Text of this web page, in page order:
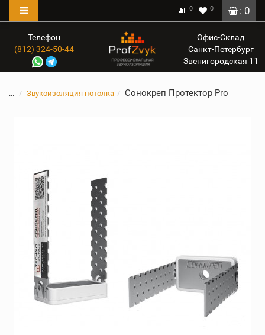
: 0
0 0
Телефон
(812) 324-50-44
Офис-Склад
Санкт-Петербург
Звенигородская 11
... Звукоизоляция потолка Cонокреп Протектор Pro